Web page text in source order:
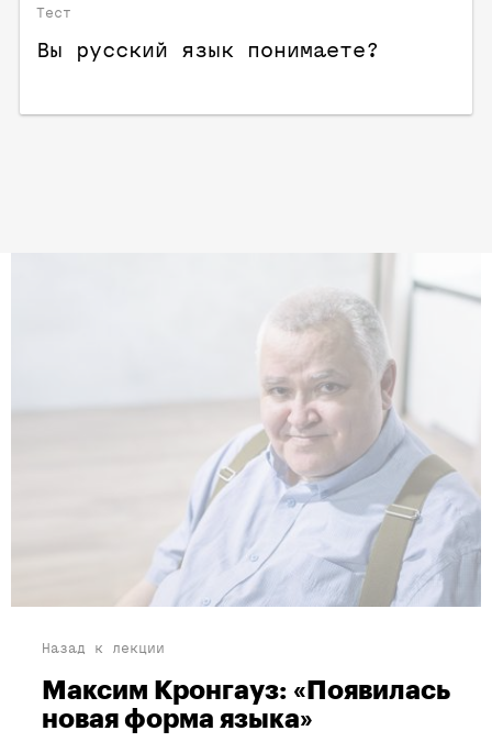
Тест
Вы русский язык понимаете?
Назад к лекции
Максим Кронгауз: «Появилась
новая форма языка»